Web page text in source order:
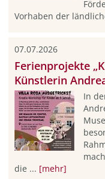
Vorhaben der
07.07.2026
Ferienprojekte
Künstlerin
In
die ... [mehr]